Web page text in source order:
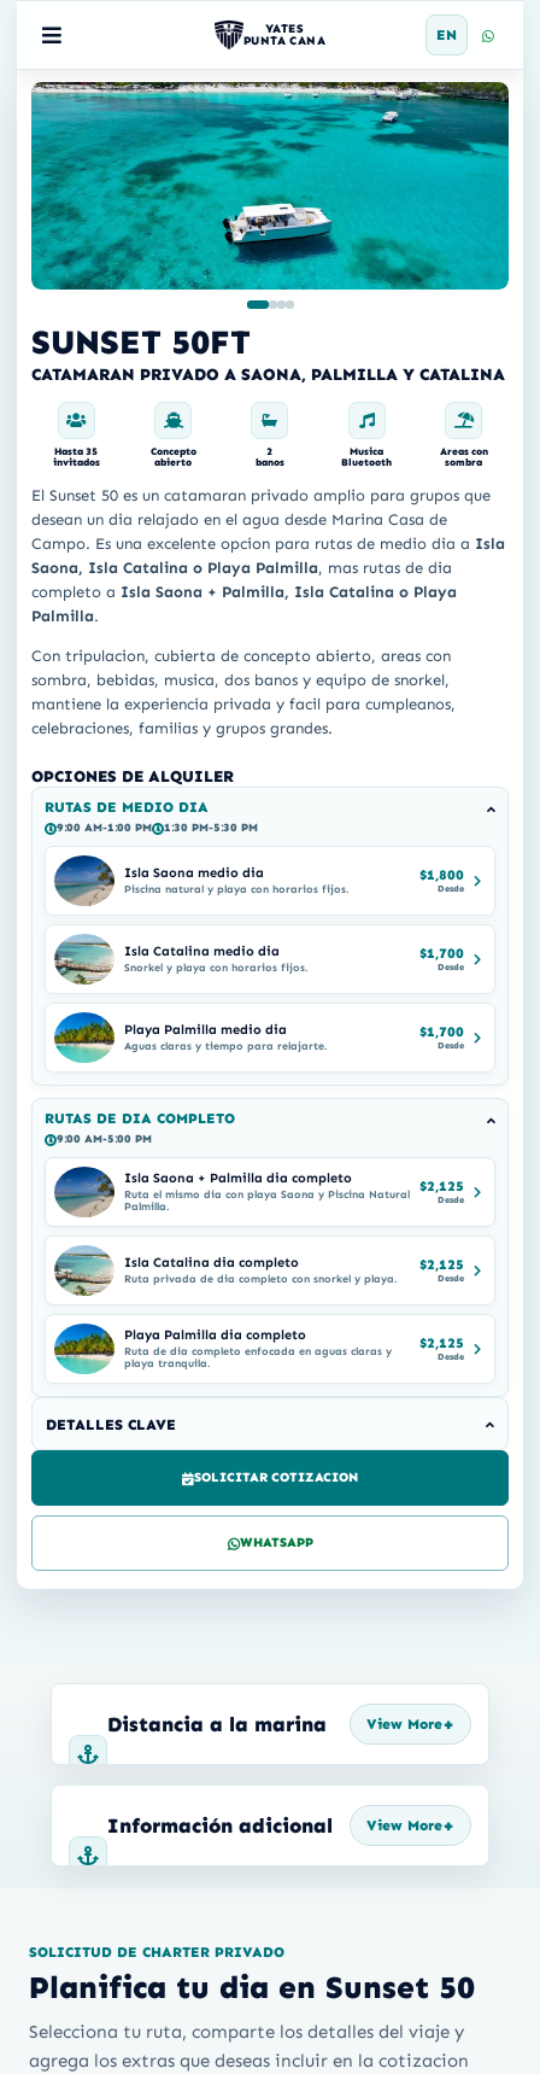
YATES
PUNTA CANA
EN
SUNSET 50FT
CATAMARAN PRIVADO A SAONA, PALMILLA Y CATALINA
Hasta 35
invitados
Concepto
abierto
2
banos
Musica
Bluetooth
Areas con
sombra
El Sunset 50 es un catamaran privado amplio para grupos que
desean un dia relajado en el agua desde Marina Casa de
Campo. Es una excelente opcion para rutas de medio dia a Isla
Saona, Isla Catalina o Playa Palmilla, mas rutas de dia
completo a Isla Saona + Palmilla, Isla Catalina o Playa
Palmilla.
Con tripulacion, cubierta de concepto abierto, areas con
sombra, bebidas, musica, dos banos y equipo de snorkel,
mantiene la experiencia privada y facil para cumpleanos,
celebraciones, familias y grupos grandes.
OPCIONES DE ALQUILER
RUTAS DE MEDIO DIA
9:00 AM-1:00 PM 1:30 PM-5:30 PM
Isla Saona medio dia
Piscina natural y playa con horarios fijos.
$1,800
Desde
Isla Catalina medio dia
Snorkel y playa con horarios fijos.
$1,700
Desde
Playa Palmilla medio dia
Aguas claras y tiempo para relajarte.
$1,700
Desde
RUTAS DE DIA COMPLETO
9:00 AM-5:00 PM
Isla Saona + Palmilla dia completo
Ruta el mismo dia con playa Saona y Piscina Natural
Palmilla.
$2,125
Desde
Isla Catalina dia completo
Ruta privada de dia completo con snorkel y playa.
$2,125
Desde
Playa Palmilla dia completo
Ruta de dia completo enfocada en aguas claras y
playa tranquila.
$2,125
Desde
SOLICITAR COTIZACION
WHATSAPP
DETALLES CLAVE
Distancia a la marina
Información adicional
SOLICITUD DE CHARTER PRIVADO
Planifica tu dia en Sunset 50
Selecciona tu ruta, comparte los detalles del viaje y
agrega los extras que deseas incluir en la cotizacion